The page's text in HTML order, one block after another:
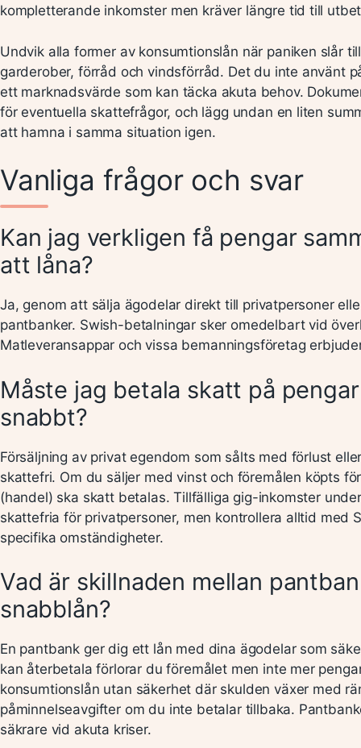
kompletterande inkomster men kräver längre tid till
Undvik alla former av konsumtionslån när paniken slår
garderober, förråd och vindsförråd. Det du inte använt
ett marknadsvärde som kan täcka akuta behov.
för eventuella skattefrågor, och lägg undan en liten
att hamna i samma situation igen.
Vanliga frågor och svar
Kan jag verkligen få pengar
att låna?
Ja, genom att sälja ägodelar direkt till privatpersoner
pantbanker. Swish-betalningar sker omedelbart vid
Matleveransappar och vissa bemanningsföretag
Måste jag betala skatt på
snabbt?
Försäljning av privat egendom som sålts med förlust
skattefri. Om du säljer med vinst och föremålen köpts
(handel) ska skatt betalas. Tillfälliga gig-inkomster
skattefria för privatpersoner, men kontrollera alltid med
specifika omständigheter.
Vad är skillnaden mellan
snabblån?
En pantbank ger dig ett lån med dina ägodelar som
kan återbetala förlorar du föremålet men inte mer
konsumtionslån utan säkerhet där skulden växer med
påminnelseavgifter om du inte betalar tillbaka.
säkrare vid akuta kriser.